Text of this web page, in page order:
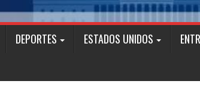
DEPORTES ESTADOS UNIDOS